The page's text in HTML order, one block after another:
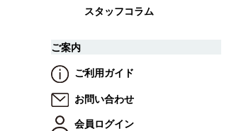
スタッフコラム
ご案内
ご利用ガイド
お問い合わせ
会員ログイン